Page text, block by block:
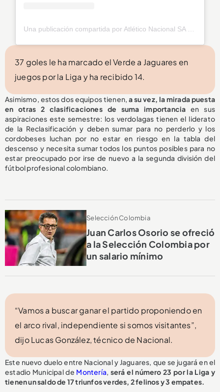
37 goles le ha marcado el Verde a Jaguares en
juegos por la Liga y ha recibido 14.
Asimismo, estos dos equipos tienen, a su vez, la mirada puesta
en otras 2 clasificaciones de suma importancia en sus
aspiraciones este semestre: los verdolagas tienen el liderato
de la Reclasificación y deben sumar para no perderlo y los
cordobeses luchan por no estar en riesgo en la tabla del
descenso y necesita sumar todos los puntos posibles para no
estar preocupado por irse de nuevo a la segunda división del
fútbol profesional colombiano.
Selección Colombia
Juan Carlos Osorio se ofreció
a la Selección Colombia por
un salario mínimo
“Vamos a buscar ganar el partido proponiendo en
el arco rival, independiente si somos visitantes”,
dijo Lucas González, técnico de Nacional.
Este nuevo duelo entre Nacional y Jaguares, que se jugará en el
estadio Municipal de Montería, será el número 23 por la Liga y
tienen un saldo de 17 triunfos verdes, 2 felinos y 3 empates.